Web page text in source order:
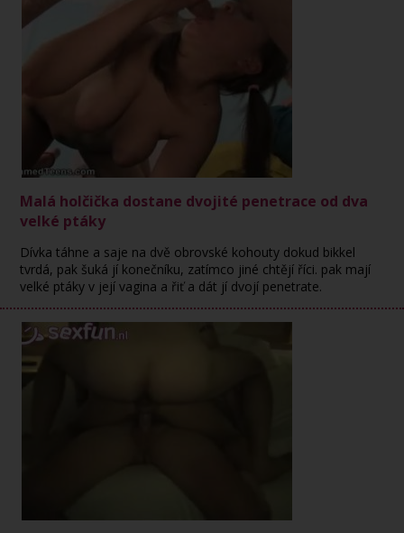
Malá holčička dostane dvojité penetrace od dva
velké ptáky
Dívka táhne a saje na dvě obrovské kohouty dokud bikkel
tvrdá, pak šuká jí konečníku, zatímco jiné chtějí říci. pak mají
velké ptáky v její vagina a řiť a dát jí dvojí penetrate.